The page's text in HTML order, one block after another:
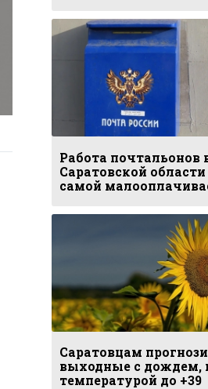
Работа почтальонов
Саратовской
самой
Саратовцам
выходные с дождем,
температурой до +39